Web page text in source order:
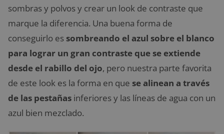
sombras y polvos y crear un look de contraste que
marque la diferencia. Una buena forma de
conseguirlo es sombreando el azul sobre el blanco
para lograr un gran contraste que se extiende
desde el rabillo del ojo, pero nuestra parte favorita
de este look es la forma en que se alinean a través
de las pestañas inferiores y las líneas de agua con un
azul bien mezclado.